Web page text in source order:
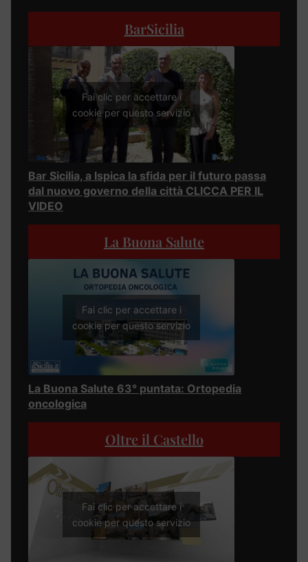
BarSicilia
Fai clic per accettare i
cookie per questo servizio
Bar Sicilia, a Ispica la sfida per il futuro passa
dal nuovo governo della città CLICCA PER IL
VIDEO
La Buona Salute
Fai clic per accettare i
cookie per questo servizio
La Buona Salute 63° puntata: Ortopedia
oncologica
Oltre il Castello
Fai clic per accettare i
cookie per questo servizio